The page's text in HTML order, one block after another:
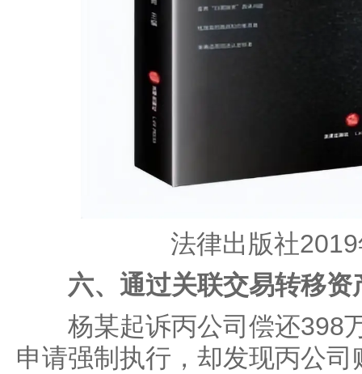
法律出版社
六、通过关联交易转移
杨某起诉丙公司偿还398
申请强制执行，却发现丙公